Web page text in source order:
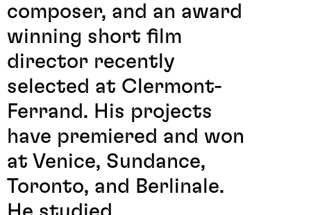
composer, and an award
winning short film
director recently
selected at Clermont-
Ferrand. His projects
have premiered and won
at Venice, Sundance,
Toronto, and Berlinale.